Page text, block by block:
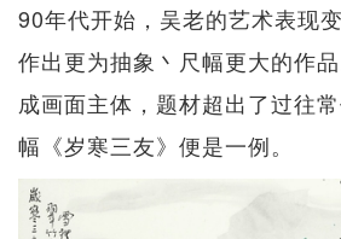
90年代开始，吴老的艺术表现
作出更为抽象丶尺幅更大的作
成画面主体，题材超出了过往
幅《岁寒三友》便是一例。